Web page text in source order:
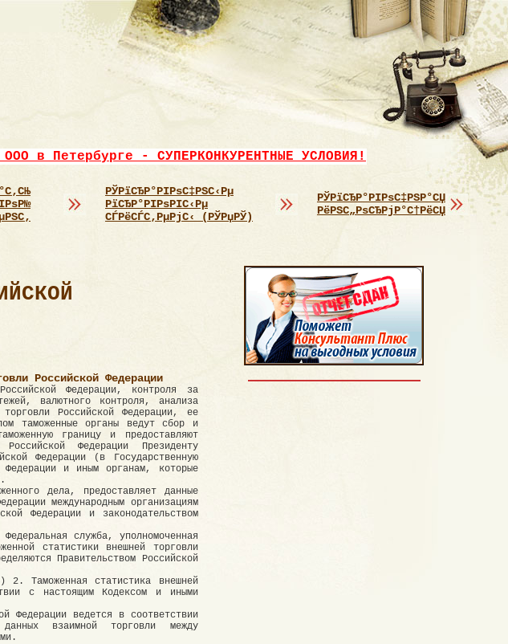
в Петербурге - СУПЕРКОНКУРЕНТНЫЕ УСЛОВИЯ!
РЎРїСЂР°РІРѕС‡РЅС‹Рµ
РїСЂР°РІРѕРІС‹Рµ
СЃРёСЃС‚РµРјС‹ (РЎРџРЎ)
РЎРїСЂР°РІРѕС‡РЅР°СЏ
РёРЅС„РѕСЂРјР°С†РёСЏ
Российской Федерации
Федерации, контроля за
валютного контроля, анализа
Российской Федерации, ее
таможенные органы ведут сбор и
границу и предоставляют
Федерации Президенту
Федерации (в Государственную
и иным органам, которые
дела, предоставляет данные
международным организациям
Федерации и законодательством
служба, уполномоченная
статистики внешней торговли
Правительством Российской
Таможенная статистика внешней
с настоящим Кодексом и иными
Федерации ведется в соответствии
взаимной торговли между